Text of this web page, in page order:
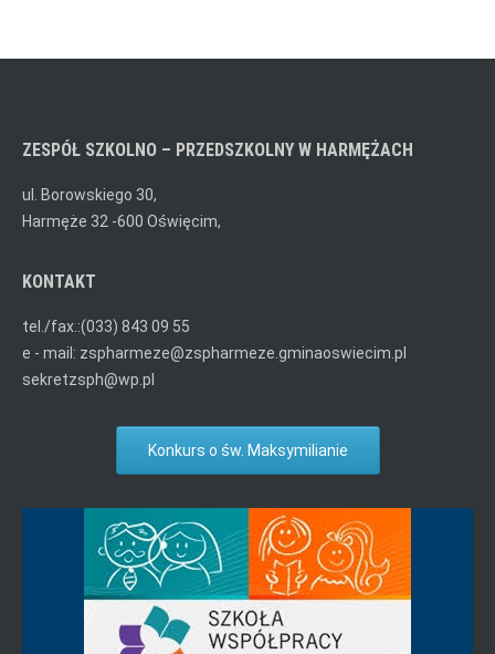
ZESPÓŁ SZKOLNO – PRZEDSZKOLNY W HARMĘŻACH
ul. Borowskiego 30,
Harmęże 32 -600 Oświęcim,
KONTAKT
tel./fax.:(033) 843 09 55
e - mail: zspharmeze@zspharmeze.gminaoswiecim.pl
sekretzsph@wp.pl
Konkurs o św. Maksymilianie